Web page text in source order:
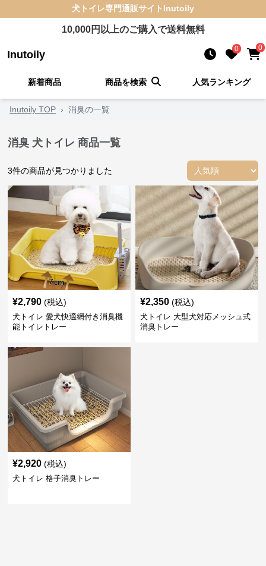
犬トイレ専門通販サイト Inutoily
10,000円以上のご購入で送料無料
Inutoily 0 0
新着商品 商品を検索 人気ランキング
Inutoily TOP › 消臭の一覧
消臭 犬トイレ 商品一覧
3件の商品が見つかりました
¥2,790 (税込)
犬トイレ 愛犬快適網付き消臭機
能トイレトレー
¥2,350 (税込)
犬トイレ 大型犬対応メッシュ式
消臭トレー
¥2,920 (税込)
犬トイレ 格子消臭トレー